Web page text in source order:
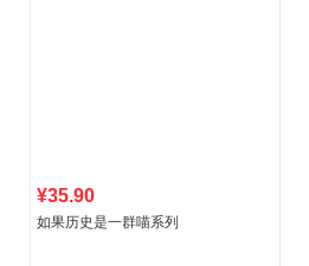
¥35.90
如果历史是一群喵系列